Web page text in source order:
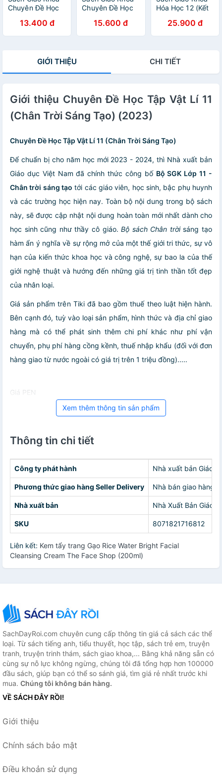
Chuyên Đề Học
Nối) (Chuẩn) -
Kèm Bút Chì
13.400 đ
Chuyên Đề Học
Nối) (Chuẩn) -
Kèm Bút Chì
15.600 đ
Hóa Học 12 (Kết
Kèm Bút Chì
25.900 đ
GIỚI THIỆU CHI TIẾT
Giới thiệu Chuyên Đề Học Tập Vật Lí 11
(Chân Trời Sáng Tạo) (2023)
Chuyên Đề Học Tập Vật Lí 11 (Chân Trời Sáng Tạo)
Để chuẩn bị cho năm học mới 2023 - 2024, thì Nhà xuất bản
Giáo dục Việt Nam đã chính thức công bố Bộ SGK Lớp 11 -
Chân trời sáng tạo tới các giáo viên, học sinh, bậc phụ huynh
và các trường học hiện nay. Toàn bộ nội dung trong bộ sách
này, sẽ được cập nhật nội dung hoàn toàn mới nhất dành cho
học sinh cũng như thầy cô giáo. Bộ sách Chân trờisáng tạo
hàm ẩn ý nghĩa về sự rộng mở của một thế giới tri thức, sự vô
hạn của kiến thức khoa học và công nghệ, sự bao la của thế
giới nghệ thuật và hướng đến những giá trị tinh thần tốt đẹp
của nhân loại.
Giá sản phẩm trên Tiki đã bao gồm thuế theo luật hiện hành.
Bên cạnh đó, tuỳ vào loại sản phẩm, hình thức và địa chỉ giao
hàng mà có thể phát sinh thêm chi phí khác như phí vận
chuyển, phụ phí hàng cồng kềnh, thuế nhập khẩu (đối với đơn
hàng giao từ nước ngoài có giá trị trên 1 triệu đồng).....
Giá PEN
Xem thêm thông tin sản phẩm
Thông tin chi tiết
Công ty phát hành Nhà xuất bản Giáo
Phương thức giao hàng Seller Delivery Nhà bán giao hàng
Nhà xuất bản Nhà Xuất Bản Giáo
SKU 8071821716812
Liên kết: Kem tẩy trang Gạo Rice Water Bright Facial
Cleansing Cream The Face Shop (200ml)
SachDayRoi.com chuyên cung cấp thông tin giá cả sách các thể
loại. Từ sách tiếng anh, tiểu thuyết, học tập, sách trẻ em, truyện
tranh, truyện trinh thám, sách giao khoa,... Bằng khả năng sẵn có
cùng sự nỗ lực không ngừng, chúng tôi đã tổng hợp hơn 100000
đầu sách, giúp bạn có thể so sánh giá, tìm giá rẻ nhất trước khi
mua. Chúng tôi không bán hàng.
VỀ SÁCH ĐÂY RỒI!
Giới thiệu
Chính sách bảo mật
Điều khoản sử dụng